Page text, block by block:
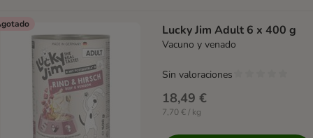
Lucky Jim Adult 6 x 400 g
Vacuno y venado
18,49 €
7,70 € / kg
Sin valoraciones